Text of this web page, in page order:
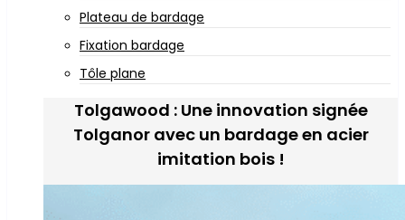
Plateau de bardage
Fixation bardage
Tôle plane
Tolgawood : Une innovation signée
Tolganor avec un bardage en acier
imitation bois !